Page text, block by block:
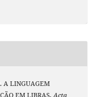
A LINGUAGEM
EM LIBRAS.Acta